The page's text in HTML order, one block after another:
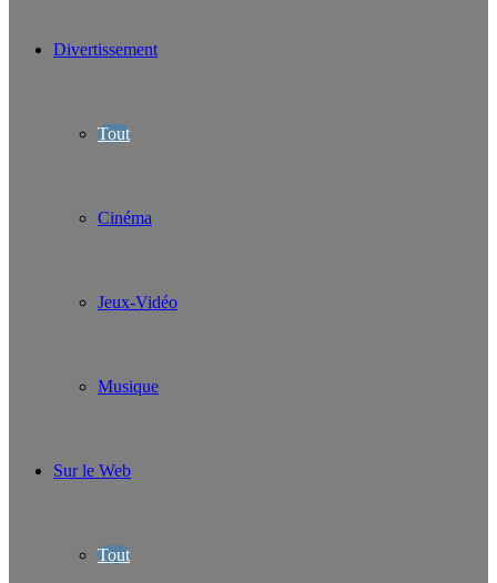
Divertissement
Tout
Cinéma
Jeux-Vidéo
Musique
Sur le Web
Tout